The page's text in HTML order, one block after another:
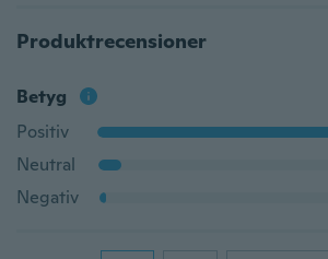
Produktrecensioner
Betyg
Positiv
Neutral
Negativ